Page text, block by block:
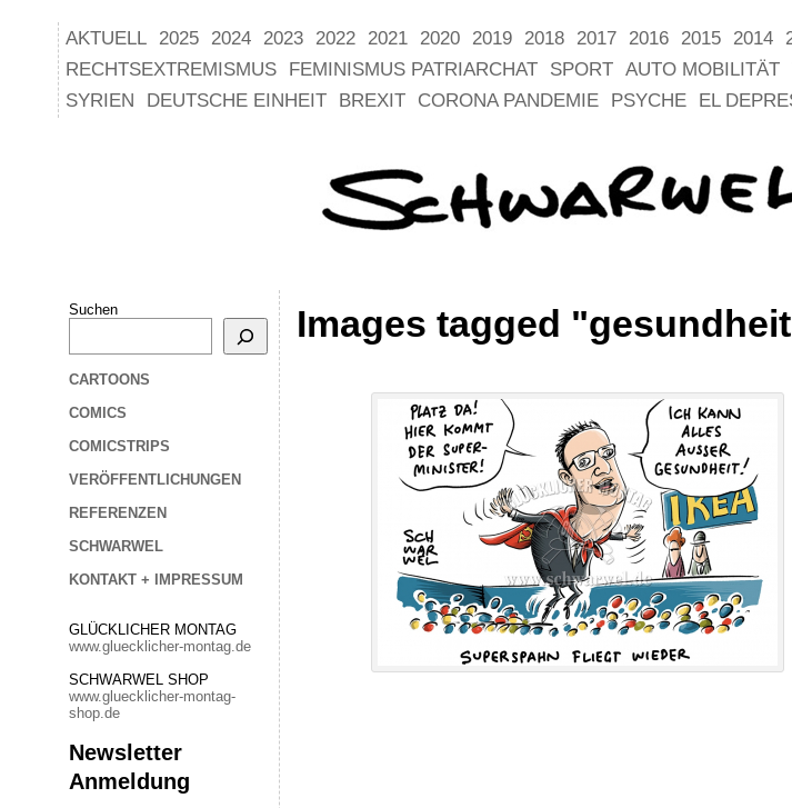
AKTUELL 2025 2024 2023 2022 2021 2020 2019 2018 2017 2016 2015 2014
RECHTSEXTREMISMUS
FEMINISMUS PATRIARCHAT SPORT AUTO MOBILITÄT
SYRIEN
DEUTSCHE EINHEIT BREXIT CORONA PANDEMIE PSYCHE EL
Suchen
CARTOONS
COMICS
COMICSTRIPS
VERÖFFENTLICHUNGEN
REFERENZEN
SCHWARWEL
KONTAKT + IMPRESSUM
GLÜCKLICHER MONTAG
www.gluecklicher-montag.de
SCHWARWEL SHOP
www.gluecklicher-montag-
shop.de
Newsletter
Anmeldung
Images tagged